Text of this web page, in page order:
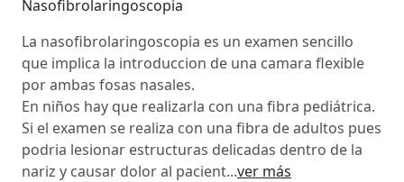
Nasofibrolaringoscopia
La nasofibrolaringoscopia es un examen sencillo
que implica la introduccion de una camara flexible
por ambas fosas nasales.
En niños hay que realizarla con una fibra pediátrica.
Si el examen se realiza con una fibra de adultos pues
podria lesionar estructuras delicadas dentro de la
nariz y causar dolor al pacient...ver más